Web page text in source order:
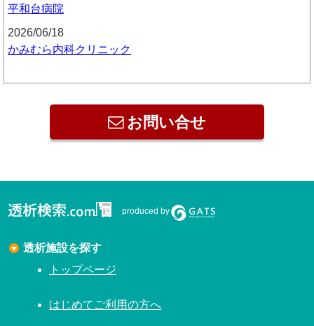
平和台病院
2026/06/18
かみむら内科クリニック
お問い合せ
produced by
透析施設を探す
トップページ
はじめてご利用の方へ